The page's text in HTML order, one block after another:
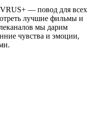
— повод для всех
лучшие фильмы и
мы дарим
чувства и эмоции,